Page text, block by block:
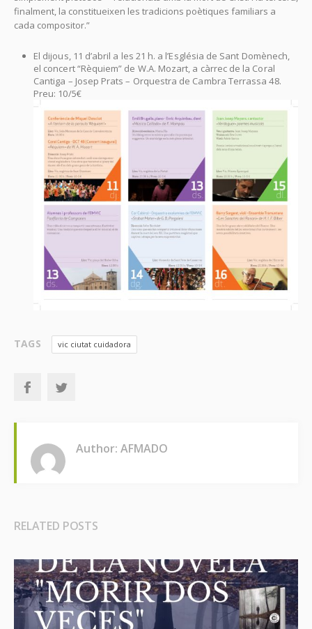
finalment, la constitueixen les tradicions poètiques familiars a
cada compositor.”
El dijous, 11 d’abril a les 21 h. a l’Església de Sant Domènech,
el concert “Rèquiem” de W.A. Mozart, a càrrec de la Coral
Cantiga – Josep Prats – Orquestra de Cambra Terrassa 48.
Preu: 10/5€
TAGS vic ciutat cuidadora
Author: AFMADO
RELATED POSTS